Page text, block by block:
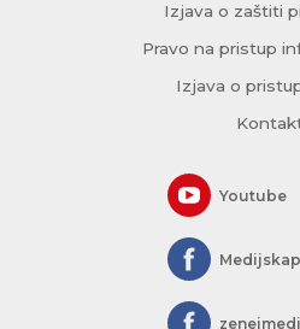
Izjava o zaštiti
Pravo na pristup
Izjava o
Youtube